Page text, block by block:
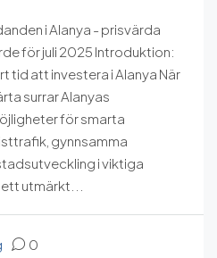
i Alanya - prisvärda
för juli 2025 Introduktion:
tid att investera i Alanya När
surrar Alanyas
för smarta
gynnsamma
i viktiga
utmärkt...
0